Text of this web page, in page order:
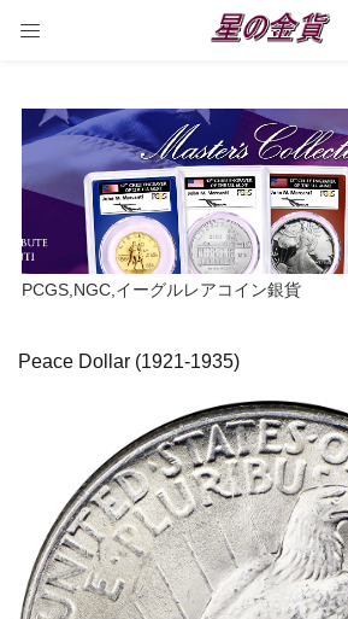
PCGS,NGC,イーグルレアコイン銀貨
Peace Dollar (1921-1935)
Enter your username and password to login.
Remember me
Lost password?